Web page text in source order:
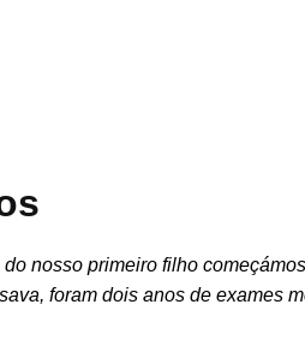
nosso primeiro filho
foram dois anos de exames